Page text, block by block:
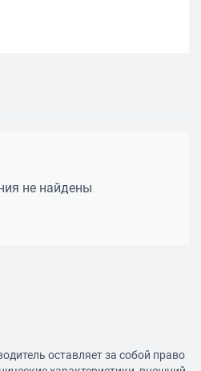
не найдены
оставляет за собой право